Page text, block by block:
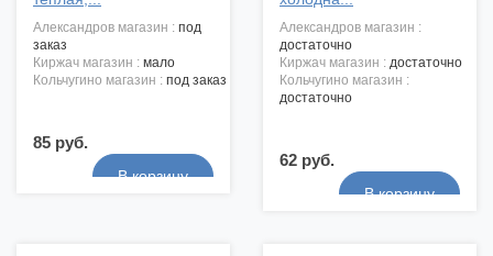
александров магазин : под
заказ
киржач магазин : мало
кольчугино магазин : под заказ
85 руб.
александров магазин :
достаточно
киржач магазин : достаточно
кольчугино магазин :
достаточно
62 руб.